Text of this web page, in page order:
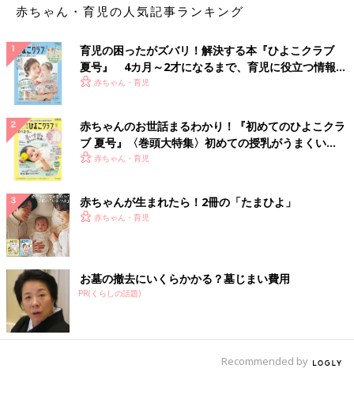
赤ちゃん・育児の人気記事ランキング
育児の困ったがズバリ！解決する本『ひよこクラブ
夏号』 4カ月～2才になるまで、育児に役立つ情報が
いっぱい！
赤ちゃん・育児
赤ちゃんのお世話まるわかり！『初めてのひよこクラ
ブ 夏号』〈巻頭大特集〉初めての授乳がうまくい
く！ おっぱい・ミルクの基本と夏のトラブル 解決テ
赤ちゃん・育児
赤ちゃんが生まれたら！2冊の「たまひよ」
赤ちゃん・育児
お墓の撤去にいくらかかる？墓じまい費用
PR(くらしの話題)
Recommended by